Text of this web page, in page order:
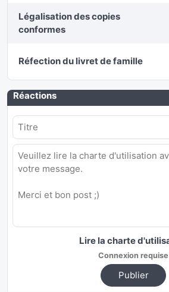
Légalisation des copies
conformes
Réfection du livret de famille
Réactions
Lire la charte
Connexion requise
Publier